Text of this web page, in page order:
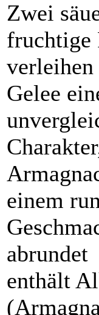
Zwei
fruchtige
verleihen
Gelee
einem
abrundet
enthält